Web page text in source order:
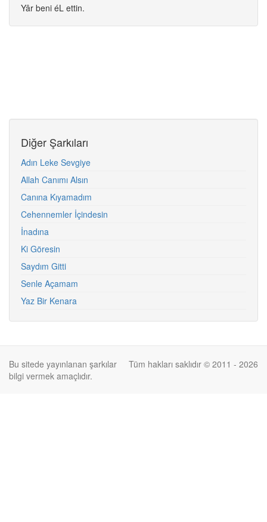
Yâr beni éL ettin.
Diğer Şarkıları
Adın Leke Sevgiye
Allah Canımı Alsın
Canına Kıyamadım
Cehennemler İçindesin
İnadına
Ki Göresin
Saydım Gitti
Senle Açamam
Yaz Bir Kenara
Tüm hakları saklıdır © 2011 - 2026
Bu sitede yayınlanan şarkılar
bilgi vermek amaçlıdır.